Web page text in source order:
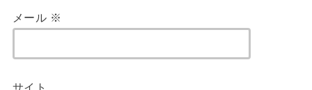
メール ※
サイト